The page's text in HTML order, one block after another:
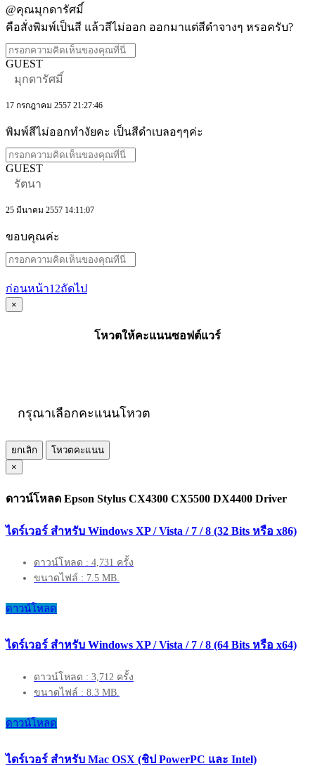
@คุณมุกดารัศมิ์
คือสั่งพิมพ์เป็นสี แล้วสีไม่ออก ออกมาแต่สีดำจางๆ หรอครับ?
GUEST
มุกดารัศมิ์
17 กรกฎาคม 2557 21:27:46
พิมพ์สีไม่ออกทำงัยคะ เป็นสีดำเบลอๆๆค่ะ
GUEST
รัตนา
25 มีนาคม 2557 14:11:07
ขอบคุณค่ะ
ก่อนหน้า1 2ถัดไป
×
โหวตให้คะแนนซอฟต์แวร์
กรุณาเลือกคะแนนโหวต
ยกเลิก
โหวตคะแนน
×
ดาวน์โหลด Epson Stylus CX4300 CX5500 DX4400 Driver
ไดร์เวอร์ สำหรับ Windows XP / Vista / 7 / 8 (32 Bits หรือ x86)
ดาวน์โหลด : 4,731 ครั้ง
ขนาดไฟล์ : 7.5 MB.
ดาวน์โหลด
ไดร์เวอร์ สำหรับ Windows XP / Vista / 7 / 8 (64 Bits หรือ x64)
ดาวน์โหลด : 3,712 ครั้ง
ขนาดไฟล์ : 8.3 MB.
ดาวน์โหลด
ไดร์เวอร์ สำหรับ Mac OSX (ชิป PowerPC และ Intel)